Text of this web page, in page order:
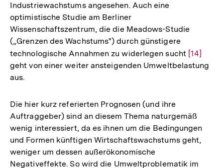
Industriewachstums angesehen. Auch eine
optimistische Studie am Berliner
Wissenschaftszentrum, die die Meadows-Studie
(„Grenzen des Wachstums") durch günstigere
technologische Annahmen zu widerlegen sucht Zur
[14]
geht von einer weiter ansteigenden Umweltbelastung
aus.
Die hier kurz referierten Prognosen (und ihre
Auftraggeber) sind an diesem Thema naturgemäß
wenig interessiert, da es ihnen um die Bedingungen
und Formen künftigen Wirtschaftswachstums geht,
weniger um dessen außerökonomische
Negativeffekte. So wird die Umweltproblematik im